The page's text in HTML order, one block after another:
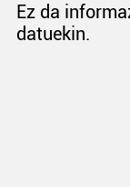
Ez da
datuekin.